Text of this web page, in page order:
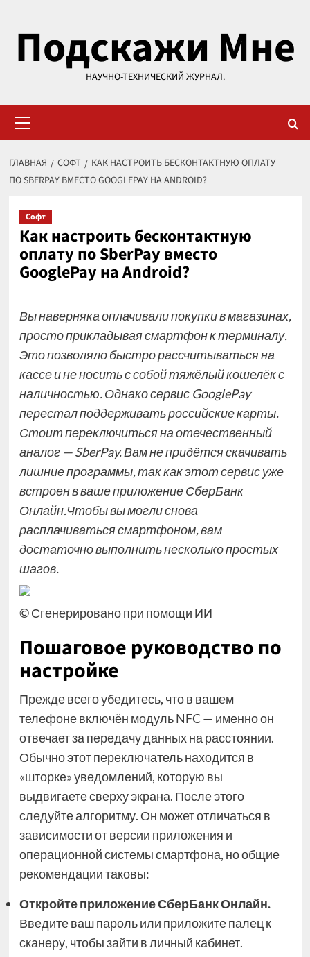
содержимому
Подскажи Мне
НАУЧНО-ТЕХНИЧЕСКИЙ ЖУРНАЛ.
меню
ГЛАВНАЯ СОФТ
КАК НАСТРОИТЬ БЕСКОНТАКТНУЮ ОПЛАТУ
ПО SBERPAY ВМЕСТО GOOGLEPAY НА ANDROID?
Софт
Как настроить бесконтактную
оплату по SberPay вместо
GooglePay на Android?
Вы наверняка оплачивали покупки в магазинах,
просто прикладывая смартфон к терминалу.
Это позволяло быстро рассчитываться на
кассе и не носить с собой тяжёлый кошелёк с
наличностью. Однако сервис GooglePay
перестал поддерживать российские карты.
Стоит переключиться на отечественный
аналог — SberPay. Вам не придётся скачивать
лишние программы, так как этот сервис уже
встроен в ваше приложение СберБанк
Онлайн.Чтобы вы могли снова
расплачиваться смартфоном, вам
достаточно выполнить несколько простых
шагов.
© Сгенерировано при помощи ИИ
Пошаговое руководство по
настройке
Прежде всего убедитесь, что в вашем
телефоне включён модуль NFC — именно он
отвечает за передачу данных на расстоянии.
Обычно этот переключатель находится в
«шторке» уведомлений, которую вы
выдвигаете сверху экрана. После этого
следуйте алгоритму. Он может отличаться в
зависимости от версии приложения и
операционной системы смартфона, но общие
рекомендации таковы:
Откройте приложение СберБанк Онлайн.
Введите ваш пароль или приложите палец к
сканеру, чтобы зайти в личный кабинет.